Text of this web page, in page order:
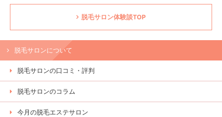
脱毛サロン体験談TOP
脱毛サロンについて
脱毛サロンの口コミ・評判
脱毛サロンのコラム
今月の脱毛エステサロン